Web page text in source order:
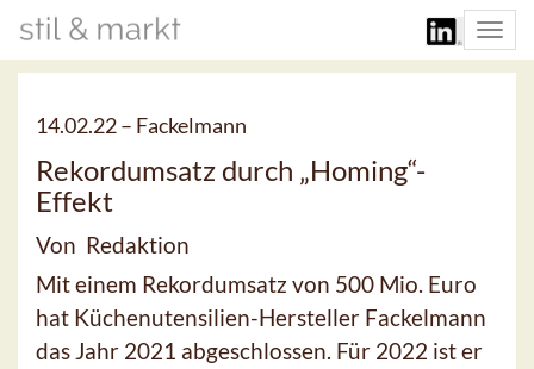
14.02.22 – Fackelmann
Rekordumsatz durch „Homing“-
Effekt
Von Redaktion
Mit einem Rekordumsatz von 500 Mio. Euro
hat Küchenutensilien-Hersteller Fackelmann
das Jahr 2021 abgeschlossen. Für 2022 ist er